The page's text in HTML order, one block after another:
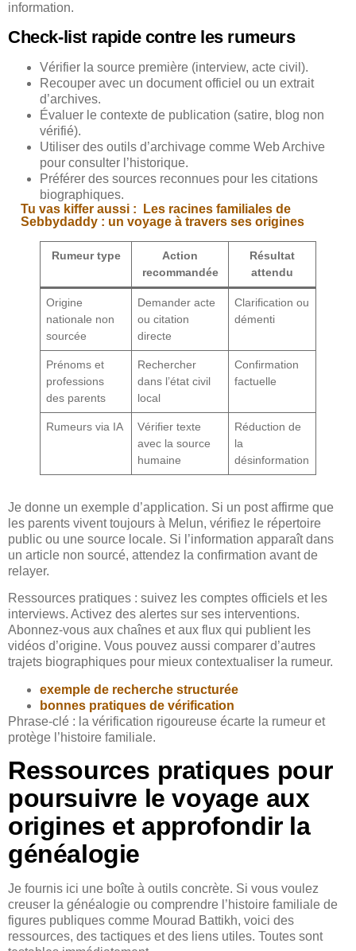
information.
Check-list rapide contre les rumeurs
Vérifier la source première (interview, acte civil).
Recouper avec un document officiel ou un extrait
d’archives.
Évaluer le contexte de publication (satire, blog non
vérifié).
Utiliser des outils d’archivage comme Web Archive
pour consulter l’historique.
Préférer des sources reconnues pour les citations
biographiques.
Tu vas kiffer aussi :
Les racines familiales de
Sebbydaddy : un voyage à travers ses origines
Rumeur type
Action
recommandée
Résultat
attendu
Origine
nationale non
sourcée
Demander acte
ou citation
directe
Clarification ou
démenti
Prénoms et
professions
des parents
Rechercher
dans l’état civil
local
Confirmation
factuelle
Rumeurs via IA
Vérifier texte
avec la source
humaine
Réduction de
la
désinformation
Je donne un exemple d’application. Si un post affirme que
les parents vivent toujours à Melun, vérifiez le répertoire
public ou une source locale. Si l’information apparaît dans
un article non sourcé, attendez la confirmation avant de
relayer.
Ressources pratiques : suivez les comptes officiels et les
interviews. Activez des alertes sur ses interventions.
Abonnez-vous aux chaînes et aux flux qui publient les
vidéos d’origine. Vous pouvez aussi comparer d’autres
trajets biographiques pour mieux contextualiser la rumeur.
exemple de recherche structurée
bonnes pratiques de vérification
Phrase-clé : la vérification rigoureuse écarte la rumeur et
protège l’histoire familiale.
Ressources pratiques pour
poursuivre le voyage aux
origines et approfondir la
généalogie
Je fournis ici une boîte à outils concrète. Si vous voulez
creuser la généalogie ou comprendre l’histoire familiale de
figures publiques comme Mourad Battikh, voici des
ressources, des tactiques et des liens utiles. Toutes sont